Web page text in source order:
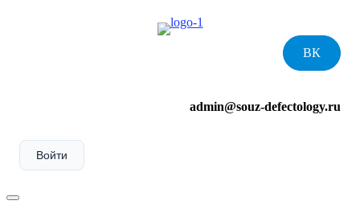
ВК
admin@souz-defectology.ru
Войти
Menu